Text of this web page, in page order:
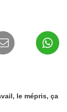
le mépris, ça